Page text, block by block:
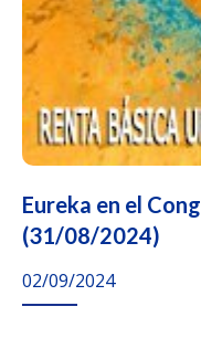
Eureka en el
(31/08/2024)
02/09/2024